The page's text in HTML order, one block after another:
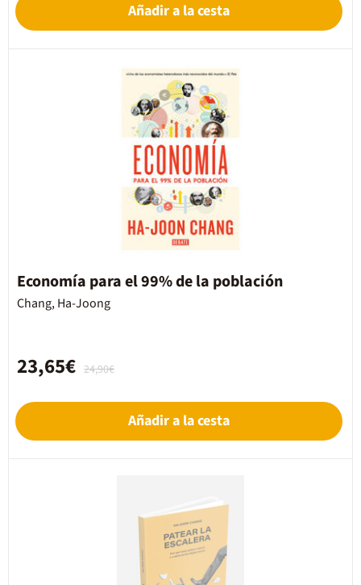
Añadir a la cesta
Economía para el 99% de la población
Chang, Ha-Joong
24,90€
23,65€
Añadir a la cesta